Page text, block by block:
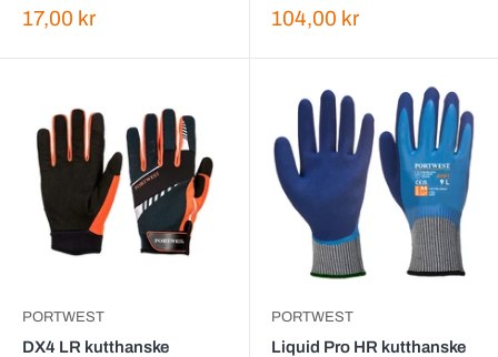
Salgspris
17,00 kr Salgspris
104,00 kr
PORTWEST
DX4 LR kutthanske
PORTWEST
Liquid Pro HR kutthanske